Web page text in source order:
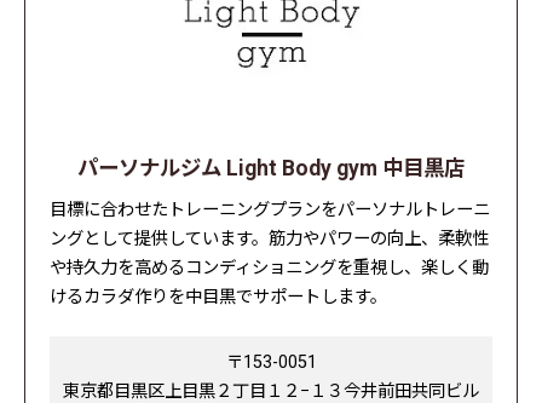
パーソナルジム Light Body gym 中目黒店
目標に合わせたトレーニングプランをパーソナルトレーニ
ングとして提供しています。筋力やパワーの向上、柔軟性
や持久力を高めるコンディショニングを重視し、楽しく動
けるカラダ作りを中目黒でサポートします。
〒153-0051
東京都目黒区上目黒２丁目１２−１３今井前田共同ビル